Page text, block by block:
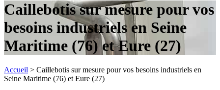
Caillebotis sur mesure pour vos
besoins industriels en Seine
Maritime (76) et Eure (27)
Accueil > Caillebotis sur mesure pour vos besoins industriels en
Seine Maritime (76) et Eure (27)